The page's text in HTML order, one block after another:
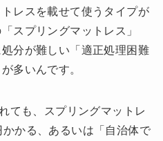
レスを載せて使うタイプが
スプリングマットレス」
分が難しい「適正処理困難
多いんです。
ても、スプリングマットレ
かる、あるいは「自治体で